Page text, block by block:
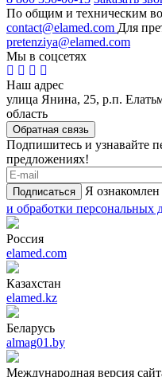
По общим и техническим
contact@elamed.com Для
pretenziya@elamed.com
Мы в соцсетях
Наш адрес
улица Янина, 25, р.п.
область
Обратная связь
Подпишитесь и узнавайте
предложениях!
Подписаться Я ознакомлен
и обработки персональных
Россия
elamed.com
Казахстан
elamed.kz
Беларусь
almag01.by
Международная версия